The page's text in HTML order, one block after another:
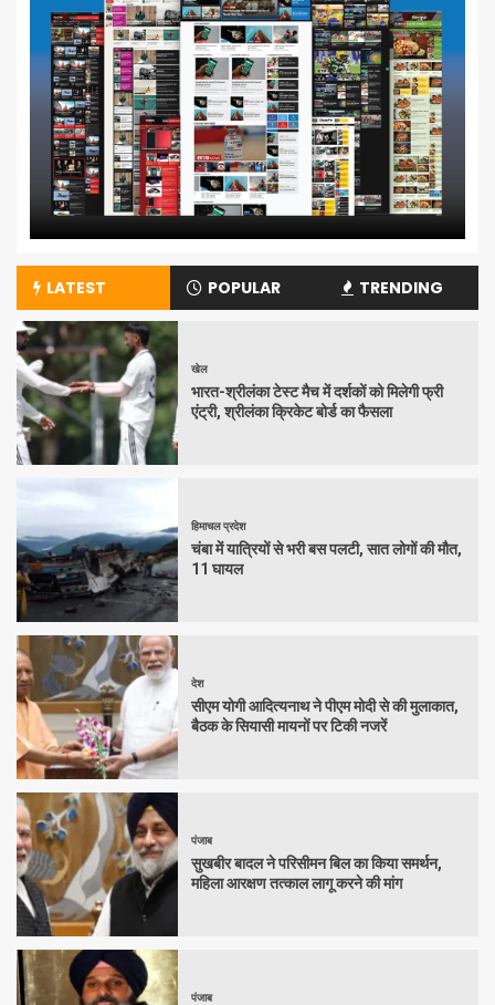
LATEST POPULAR TRENDING
खेल
भारत-श्रीलंका टेस्ट मैच में दर्शकों को मिलेगी फ्री
एंट्री, श्रीलंका क्रिकेट बोर्ड का फैसला
हिमाचल प्रदेश
चंबा में यात्रियों से भरी बस पलटी, सात लोगों की मौत,
11 घायल
देश
सीएम योगी आदित्यनाथ ने पीएम मोदी से की मुलाकात,
बैठक के सियासी मायनों पर टिकी नजरें
पंजाब
सुखबीर बादल ने परिसीमन बिल का किया समर्थन,
महिला आरक्षण तत्काल लागू करने की मांग
पंजाब